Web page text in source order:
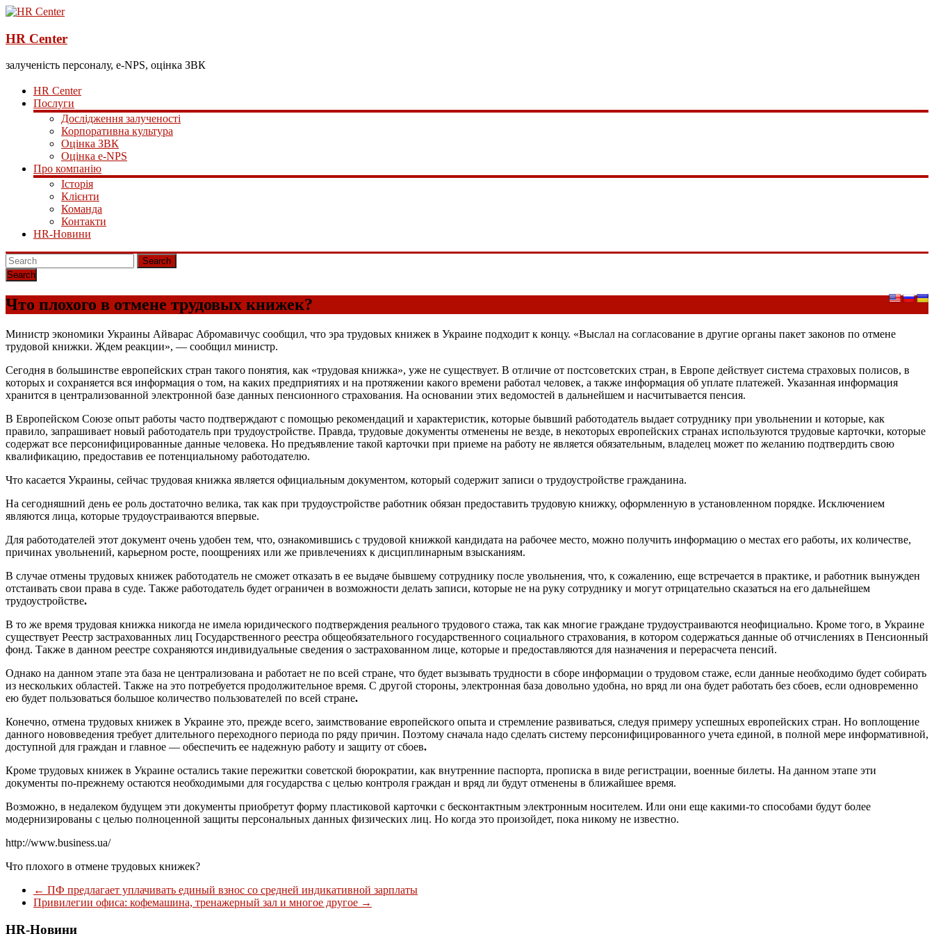
HR Center
залученість персоналу, e-NPS, оцінка ЗВК
HR Center
Послуги
Дослідження залученості
Корпоративна культура
Оцінка ЗВК
Оцінка e-NPS
Про компанію
Історія
Клієнти
Команда
Контакти
HR-Новини
Search
Что плохого в отмене трудовых книжек?
Министр экономики Украины Айварас Абромавичус сообщил, что эра трудовых книжек в Украине подходит к концу. «Выслал на согласование в другие органы пакет законов по отмене
трудовой книжки. Ждем реакции», — сообщил министр.
Сегодня в большинстве европейских стран такого понятия, как «трудовая книжка», уже не существует. В отличие от постсоветских стран, в Европе действует система страховых полисов, в
которых и сохраняется вся информация о том, на каких предприятиях и на протяжении какого времени работал человек, а также информация об уплате платежей. Указанная информация
хранится в централизованной электронной базе данных пенсионного страхования. На основании этих ведомостей в дальнейшем и насчитывается пенсия.
В Европейском Союзе опыт работы часто подтверждают с помощью рекомендаций и характеристик, которые бывший работодатель выдает сотруднику при увольнении и которые, как
правило, запрашивает новый работодатель при трудоустройстве. Правда, трудовые документы отменены не везде, в некоторых европейских странах используются трудовые карточки, которые
содержат все персонифицированные данные человека. Но предъявление такой карточки при приеме на работу не является обязательным, владелец может по желанию подтвердить свою
квалификацию, предоставив ее потенциальному работодателю.
Что касается Украины, сейчас трудовая книжка является официальным документом, который содержит записи о трудоустройстве гражданина.
На сегодняшний день ее роль достаточно велика, так как при трудоустройстве работник обязан предоставить трудовую книжку, оформленную в установленном порядке. Исключением
являются лица, которые трудоустраиваются впервые.
Для работодателей этот документ очень удобен тем, что, ознакомившись с трудовой книжкой кандидата на рабочее место, можно получить информацию о местах его работы, их количестве,
причинах увольнений, карьерном росте, поощрениях или же привлечениях к дисциплинарным взысканиям.
В случае отмены трудовых книжек работодатель не сможет отказать в ее выдаче бывшему сотруднику после увольнения, что, к сожалению, еще встречается в практике, и работник вынужден
отстаивать свои права в суде. Также работодатель будет ограничен в возможности делать записи, которые не на руку сотруднику и могут отрицательно сказаться на его дальнейшем
трудоустройстве.
В то же время трудовая книжка никогда не имела юридического подтверждения реального трудового стажа, так как многие граждане трудоустраиваются неофициально. Кроме того, в Украине
существует Реестр застрахованных лиц Государственного реестра общеобязательного государственного социального страхования, в котором содержаться данные об отчислениях в Пенсионный
фонд. Также в данном реестре сохраняются индивидуальные сведения о застрахованном лице, которые и предоставляются для назначения и перерасчета пенсий.
Однако на данном этапе эта база не централизована и работает не по всей стране, что будет вызывать трудности в сборе информации о трудовом стаже, если данные необходимо будет собирать
из нескольких областей. Также на это потребуется продолжительное время. С другой стороны, электронная база довольно удобна, но вряд ли она будет работать без сбоев, если одновременно
ею будет пользоваться большое количество пользователей по всей стране.
Конечно, отмена трудовых книжек в Украине это, прежде всего, заимствование европейского опыта и стремление развиваться, следуя примеру успешных европейских стран. Но воплощение
данного нововведения требует длительного переходного периода по ряду причин. Поэтому сначала надо сделать систему персонифицированного учета единой, в полной мере информативной,
доступной для граждан и главное — обеспечить ее надежную работу и защиту от сбоев.
Кроме трудовых книжек в Украине остались такие пережитки советской бюрократии, как внутренние паспорта, прописка в виде регистрации, военные билеты. На данном этапе эти
документы по-прежнему остаются необходимыми для государства с целью контроля граждан и вряд ли будут отменены в ближайшее время.
Возможно, в недалеком будущем эти документы приобретут форму пластиковой карточки с бесконтактным электронным носителем. Или они еще какими-то способами будут более
модернизированы с целью полноценной защиты персональных данных физических лиц. Но когда это произойдет, пока никому не известно.
http://www.business.ua/
Что плохого в отмене трудовых книжек?
← ПФ предлагает уплачивать единый взнос со средней индикативной зарплаты
Привилегии офиса: кофемашина, тренажерный зал и многое другое →
HR-Новини